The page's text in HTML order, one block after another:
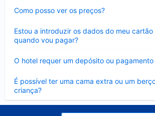
Como posso ver os preços?
fechado
Estou a introduzir os dados do meu
quando vou pagar?
fechado
O hotel requer um depósito ou
fechado
É possível ter uma cama extra ou um
criança?
Elemento
fechado